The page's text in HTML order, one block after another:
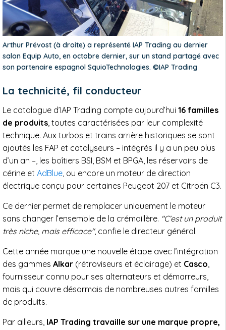
Arthur Prévost (à droite) a représenté IAP Trading au dernier
salon Equip Auto, en octobre dernier, sur un stand partagé avec
son partenaire espagnol SquioTechnologies. ©IAP Trading
La technicité, fil conducteur
Le catalogue d’IAP Trading compte aujourd’hui 16 familles
de produits, toutes caractérisées par leur complexité
technique. Aux turbos et trains arrière historiques se sont
ajoutés les FAP et catalyseurs – intégrés il y a un peu plus
d’un an –, les boîtiers BSI, BSM et BPGA, les réservoirs de
cérine et AdBlue, ou encore un moteur de direction
électrique conçu pour certaines Peugeot 207 et Citroën C3.
Ce dernier permet de remplacer uniquement le moteur
sans changer l’ensemble de la crémaillère. "C’est un produit
très niche, mais efficace", confie le directeur général.
Cette année marque une nouvelle étape avec l’intégration
des gammes Alkar (rétroviseurs et éclairage) et Casco,
fournisseur connu pour ses alternateurs et démarreurs,
mais qui couvre désormais de nombreuses autres familles
de produits.
Par ailleurs, IAP Trading travaille sur une marque propre,